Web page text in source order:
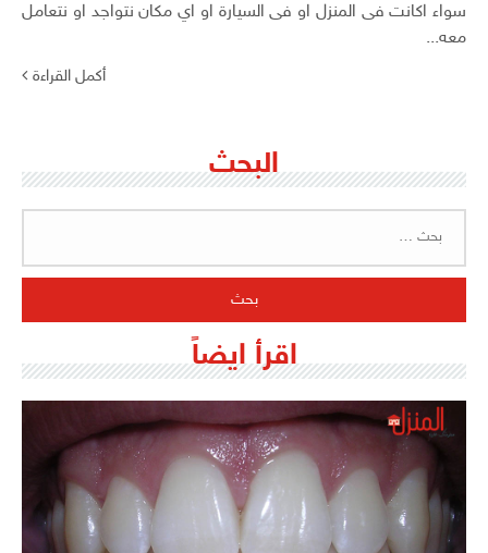
سواء اكانت فى المنزل او فى السيارة او اي مكان نتواجد او نتعامل
معه...
أكمل القراءة
البحث
اقرأ ايضاً